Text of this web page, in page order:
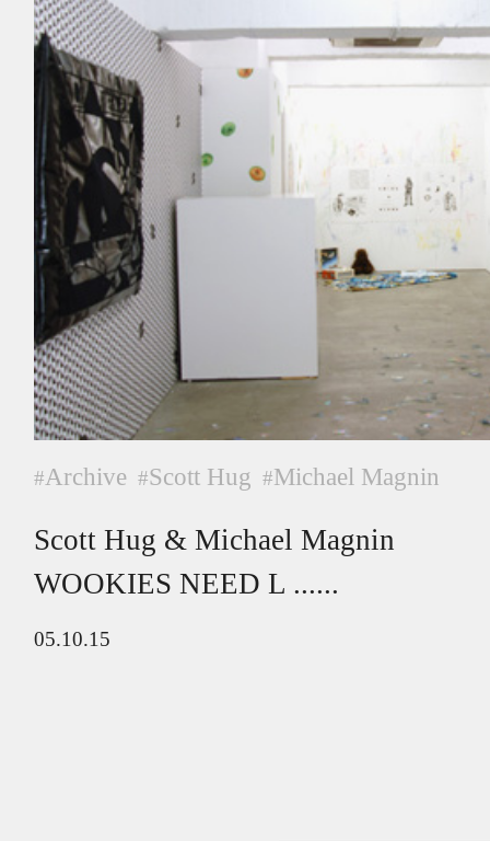
#Archive #Scott Hug #Michael Magnin
Scott Hug & Michael Magnin
WOOKIES NEED L ......
05.10.15